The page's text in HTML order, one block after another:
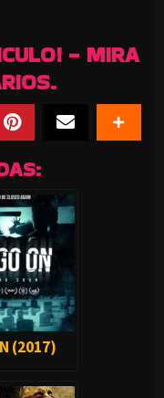
- MIRA
(2017)